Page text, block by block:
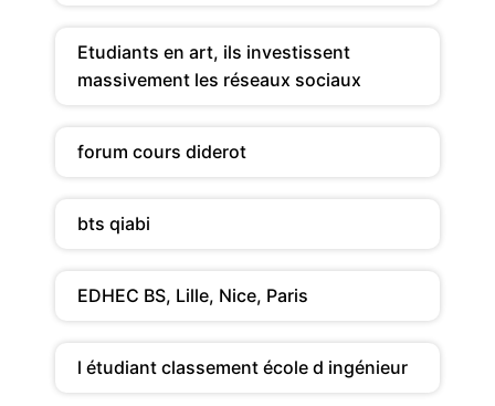
Etudiants en art, ils investissent
massivement les réseaux sociaux
forum cours diderot
bts qiabi
EDHEC BS, Lille, Nice, Paris
l étudiant classement école d ingénieur